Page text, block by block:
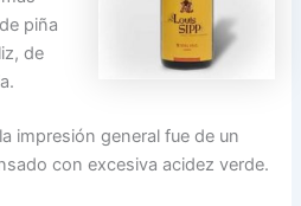
piña
de
impresión general fue de un
con excesiva acidez verde.